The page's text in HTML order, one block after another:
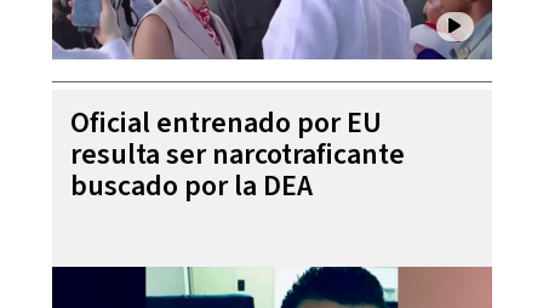
Oficial entrenado por EU
resulta ser narcotraficante
buscado por la DEA